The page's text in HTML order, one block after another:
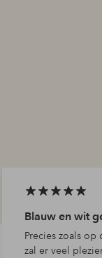
Blauw en wit
Precies zoals
zal er veel